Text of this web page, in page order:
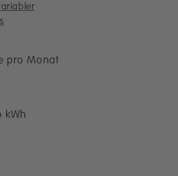
pro Monat
kWh